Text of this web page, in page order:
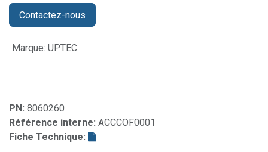
Contactez-nous
Marque: UPTEC
PN: 8060260
Référence interne: ACCCOF0001
Fiche Technique: